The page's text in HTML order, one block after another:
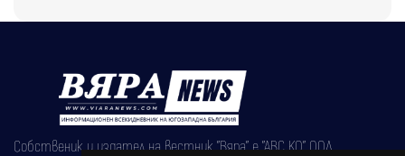
Собственик и издател на вестник "Вяра" е "АВС КО" ООД,